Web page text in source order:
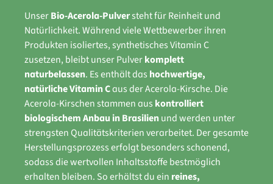
UnserBio-Acerola-Pulversteht für Reinheit und
Natürlichkeit. Während viele Wettbewerber ihren
Produkten isoliertes, synthetisches Vitamin C
zusetzen, bleibt unser Pulverkomplett
naturbelassen. Es enthält das hochwertige,
natürliche Vitamin Caus der Acerola-Kirsche. Die
Acerola-Kirschen stammen aus kontrolliert
biologischem Anbau in Brasilienund werden unter
strengsten Qualitätskriterien verarbeitet. Der gesamte
Herstellungsprozess erfolgt besonders schonend,
sodass die wertvollen Inhaltsstoffe bestmöglich
erhalten bleiben. So erhältst du ein reines,